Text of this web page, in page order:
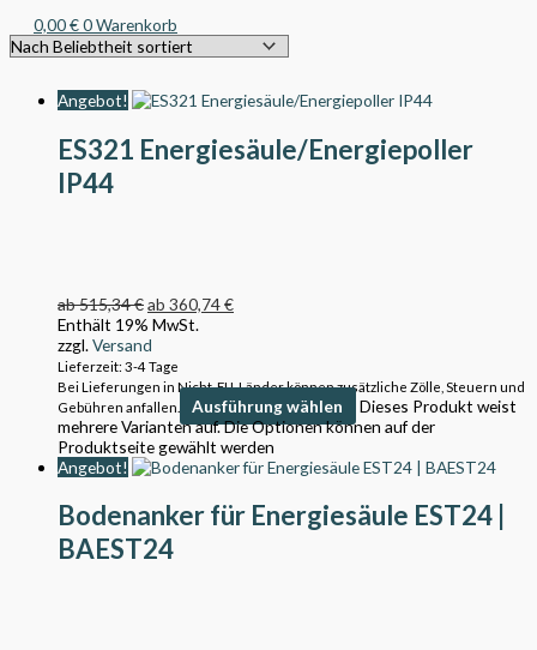
0,00€0Warenkorb
Angebot!
ES321 Energiesäule/Energiepoller
IP44
ab515,34€ab 360,74€
Enthält 19% MwSt.
zzgl.Versand
Lieferzeit: 3-4 Tage
Bei Lieferungen in Nicht-EU-Länder können zusätzliche Zölle, Steuern und
Gebühren anfallen.
Ausführung wählen
Dieses Produkt weist
mehrere Varianten auf. Die Optionen können auf der
Produktseite gewählt werden
Angebot!
Bodenanker für Energiesäule EST24 |
BAEST24